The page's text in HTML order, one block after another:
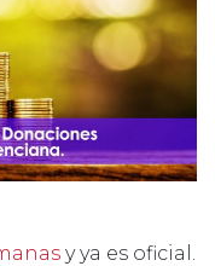
y ya es oficial.